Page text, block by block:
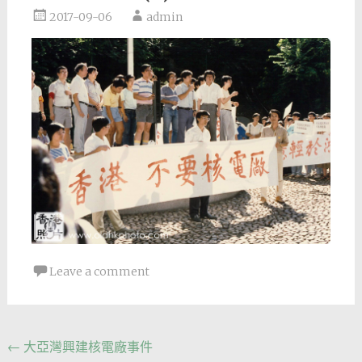
2017-09-06 admin
Leave a comment
Post
← 大亞灣興建核電廠事件